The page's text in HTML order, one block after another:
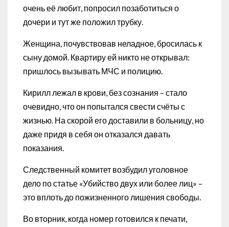
очень её любит, попросил позаботиться о
дочери и тут же положил трубку.
Женщина, почувствовав неладное, бросилась к
сыну домой. Квартиру ей никто не открывал:
пришлось вызывать МЧС и полицию.
Кирилл лежал в крови, без сознания – стало
очевидно, что он попытался свести счёты с
жизнью. На скорой его доставили в больницу, но
даже придя в себя он отказался давать
показания.
Следственный комитет возбудил уголовное
дело по статье «Убийство двух или более лиц» –
это вплоть до пожизненного лишения свободы.
Во вторник, когда номер готовился к печати,